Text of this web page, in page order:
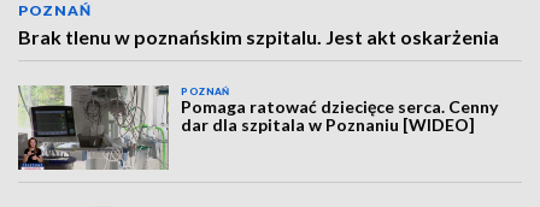
POZNAŃ
Brak tlenu w poznańskim szpitalu. Jest akt oskarżenia
POZNAŃ
Pomaga ratować dziecięce serca. Cenny
dar dla szpitala w Poznaniu [WIDEO]